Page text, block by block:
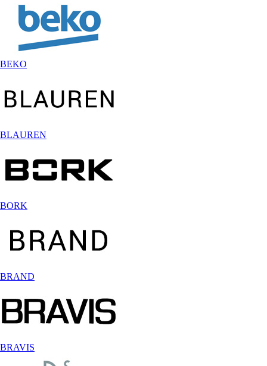
BEKO
BLAUREN
BORK
BRAND
BRAVIS